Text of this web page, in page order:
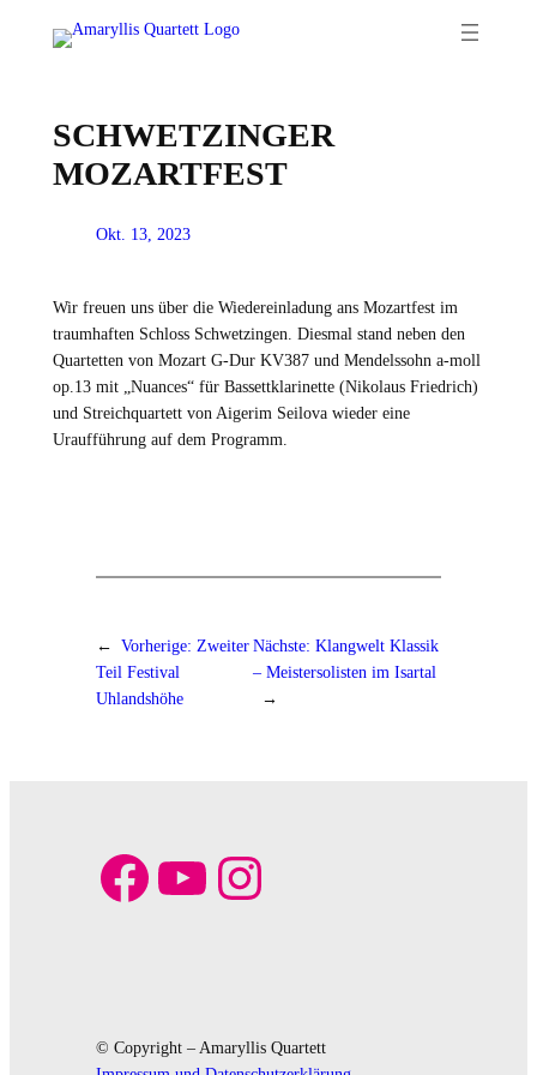
SCHWETZINGER
MOZARTFEST
Okt. 13, 2023
Wir freuen uns über die Wiedereinladung ans Mozartfest im
traumhaften Schloss Schwetzingen. Diesmal stand neben den
Quartetten von Mozart G-Dur KV387 und Mendelssohn a-moll
op.13 mit „Nuances“ für Bassettklarinette (Nikolaus Friedrich)
und Streichquartett von Aigerim Seilova wieder eine
Uraufführung auf dem Programm.
← Vorherige: Zweiter
Teil Festival
Uhlandshöhe
Nächste:Klangwelt Klassik
– Meistersolisten im Isartal
→
Facebook YouTube Instagram
© Copyright – Amaryllis Quartett